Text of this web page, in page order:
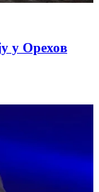
у Орехов